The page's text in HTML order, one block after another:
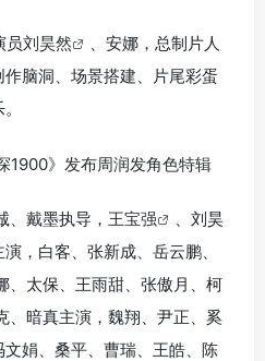
员刘昊然
、安娜，总制片人
脑洞、场景搭建、片尾彩蛋
、戴墨执导， 王宝强
、刘昊
，白客、张新成、岳云鹏、
、太保、王雨甜、张傲月、柯
、暗真主演，魏翔、尹正、奚
娟、桑平、曹瑞、王皓、陈